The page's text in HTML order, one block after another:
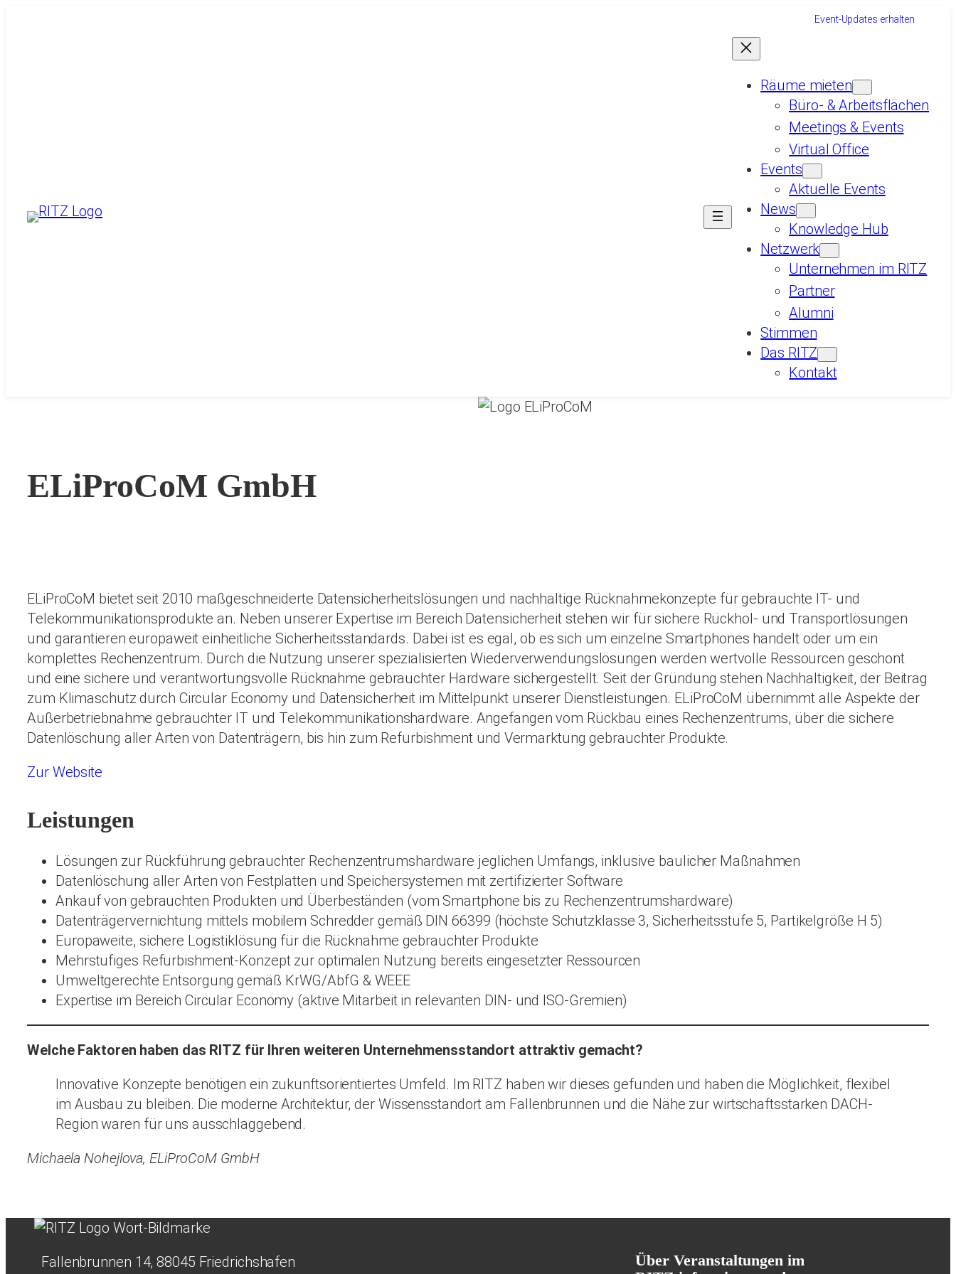
Event-Updates erhalten
Räume mieten
Büro- & Arbeitsflächen
Meetings & Events
Virtual Office
Events
Aktuelle Events
News
Knowledge Hub
Netzwerk
Unternehmen im RITZ
Partner
Alumni
Stimmen
Das RITZ
Kontakt
ELiProCoM GmbH
ELiProCoM bietet seit 2010 maßgeschneiderte Datensicherheitslösungen und nachhaltige Rücknahmekonzepte für gebrauchte IT- und
Telekommunikationsprodukte an. Neben unserer Expertise im Bereich Datensicherheit stehen wir für sichere Rückhol- und Transportlösungen
und garantieren europaweit einheitliche Sicherheitsstandards. Dabei ist es egal, ob es sich um einzelne Smartphones handelt oder um ein
komplettes Rechenzentrum. Durch die Nutzung unserer spezialisierten Wiederverwendungslösungen werden wertvolle Ressourcen geschont
und eine sichere und verantwortungsvolle Rücknahme gebrauchter Hardware sichergestellt. Seit der Gründung stehen Nachhaltigkeit, der Beitrag
zum Klimaschutz durch Circular Economy und Datensicherheit im Mittelpunkt unserer Dienstleistungen. ELiProCoM übernimmt alle Aspekte der
Außerbetriebnahme gebrauchter IT und Telekommunikationshardware. Angefangen vom Rückbau eines Rechenzentrums, über die sichere
Datenlöschung aller Arten von Datenträgern, bis hin zum Refurbishment und Vermarktung gebrauchter Produkte.
Zur Website
Leistungen
Lösungen zur Rückführung gebrauchter Rechenzentrumshardware jeglichen Umfangs, inklusive baulicher Maßnahmen
Datenlöschung aller Arten von Festplatten und Speichersystemen mit zertifizierter Software
Ankauf von gebrauchten Produkten und Überbeständen (vom Smartphone bis zu Rechenzentrumshardware)
Datenträgervernichtung mittels mobilem Schredder gemäß DIN 66399 (höchste Schutzklasse 3, Sicherheitsstufe 5, Partikelgröße H 5)
Europaweite, sichere Logistiklösung für die Rücknahme gebrauchter Produkte
Mehrstufiges Refurbishment-Konzept zur optimalen Nutzung bereits eingesetzter Ressourcen
Umweltgerechte Entsorgung gemäß KrWG/AbfG & WEEE
Expertise im Bereich Circular Economy (aktive Mitarbeit in relevanten DIN- und ISO-Gremien)
Welche Faktoren haben das RITZ für Ihren weiteren Unternehmensstandort attraktiv gemacht?
Innovative Konzepte benötigen ein zukunftsorientiertes Umfeld. Im RITZ haben wir dieses gefunden und haben die Möglichkeit, flexibel
im Ausbau zu bleiben. Die moderne Architektur, der Wissensstandort am Fallenbrunnen und die Nähe zur wirtschaftsstarken DACH-
Region waren für uns ausschlaggebend.
Michaela Nohejlova, ELiProCoM GmbH
Fallenbrunnen 14, 88045 Friedrichshafen
Über Veranstaltungen im